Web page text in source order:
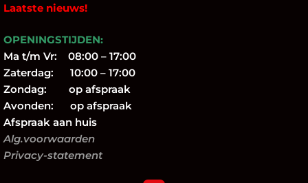
Laatste nieuws!
OPENINGSTIJDEN:
Ma t/m Vr: 08:00 – 17:00
Zaterdag: 10:00 – 17:00
Zondag: op afspraak
Avonden: op afspraak
Afspraak aan huis
Alg.voorwaarden
Privacy-statement